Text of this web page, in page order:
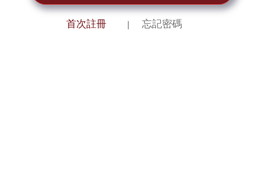
首次註冊 忘記密碼